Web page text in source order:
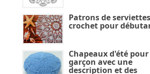
Patrons de
crochet pour
Chapeaux d'été
garçon avec une
description et des